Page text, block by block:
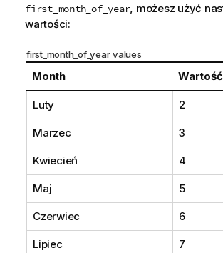
first_month_of_year, możesz użyć
wartości:
first_month_of_year values
Month Wartość
Luty 2
Marzec 3
Kwiecień 4
Maj 5
Czerwiec 6
Lipiec 7